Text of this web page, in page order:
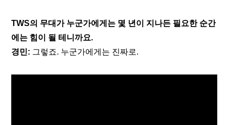
TWS의 무대가 누군가에게는 몇 년이 지나든 필요한 순간
에는 힘이 될 테니까요.
경민: 그렇죠. 누군가에게는 진짜로.